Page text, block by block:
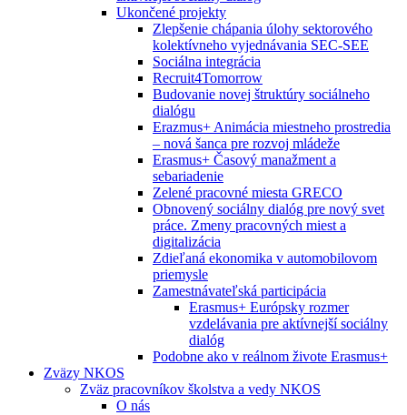
Ukončené projekty
Zlepšenie chápania úlohy sektorového
kolektívneho vyjednávania SEC-SEE
Sociálna integrácia
Recruit4Tomorrow
Budovanie novej štruktúry sociálneho
dialógu
Erazmus+ Animácia miestneho prostredia
– nová šanca pre rozvoj mládeže
Erasmus+ Časový manažment a
sebariadenie
Zelené pracovné miesta GRECO
Obnovený sociálny dialóg pre nový svet
práce. Zmeny pracovných miest a
digitalizácia
Zdieľaná ekonomika v automobilovom
priemysle
Zamestnávateľská participácia
Erasmus+ Európsky rozmer
vzdelávania pre aktívnejší sociálny
dialóg
Podobne ako v reálnom živote Erasmus+
Zväzy NKOS
Zväz pracovníkov školstva a vedy NKOS
O nás